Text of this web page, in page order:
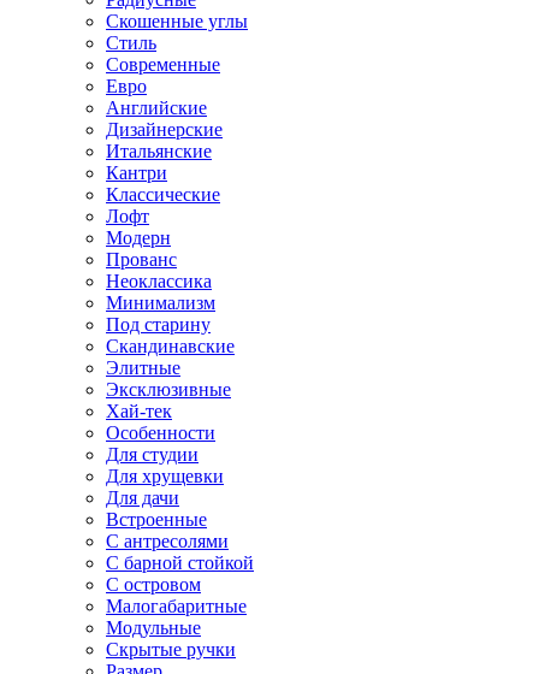
Скошенные углы
Стиль
Современные
Евро
Английские
Дизайнерские
Итальянские
Кантри
Классические
Лофт
Модерн
Прованс
Неоклассика
Минимализм
Под старину
Скандинавские
Элитные
Эксклюзивные
Хай-тек
Особенности
Для студии
Для хрущевки
Для дачи
Встроенные
С антресолями
С барной стойкой
С островом
Малогабаритные
Модульные
Скрытые ручки